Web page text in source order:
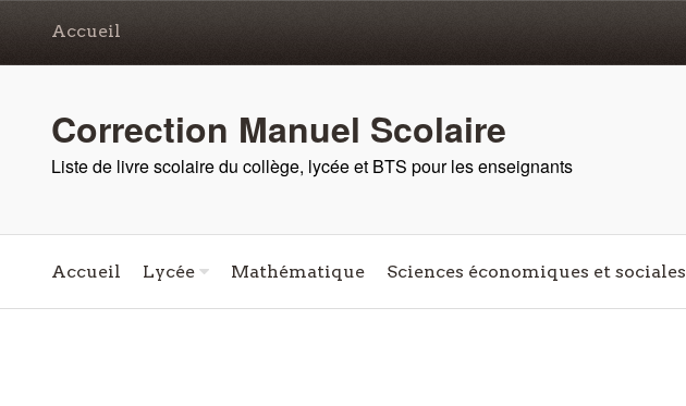
Accueil
Correction Manuel Scolaire
Liste de livre scolaire du collège, lycée et BTS pour les enseignants
Accueil Lycée Mathématique Sciences économiques et sociales